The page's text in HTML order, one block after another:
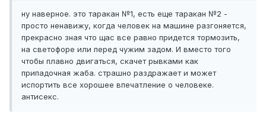
ну наверное. это таракан №1, есть еще таракан №2 -
просто ненавижу, когда человек на машине разгоняется,
прекрасно зная что щас все равно придется тормозить,
на светофоре или перед чужим задом. И вместо того
чтобы плавно двигаться, скачет рывками как
припадочная жаба. страшно раздражает и может
испортить все хорошее впечатление о человеке.
антисекс.